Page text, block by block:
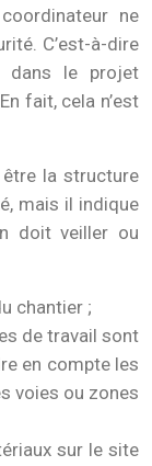
ne
C’est-à-dire
dans le projet
fait, cela n’est
être la structure
mais il indique
doit veiller ou
chantier ;
de travail sont
en compte les
voies ou zones
sur le site